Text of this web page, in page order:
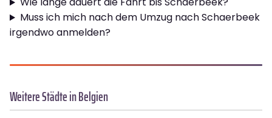
Muss ich mich nach dem Umzug nach Schaerbeek
irgendwo anmelden?
Weitere Städte in Belgien